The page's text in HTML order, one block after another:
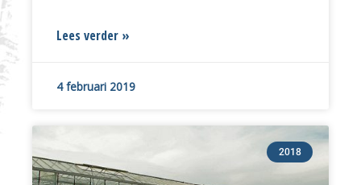
Lees verder »
4 februari 2019
2018